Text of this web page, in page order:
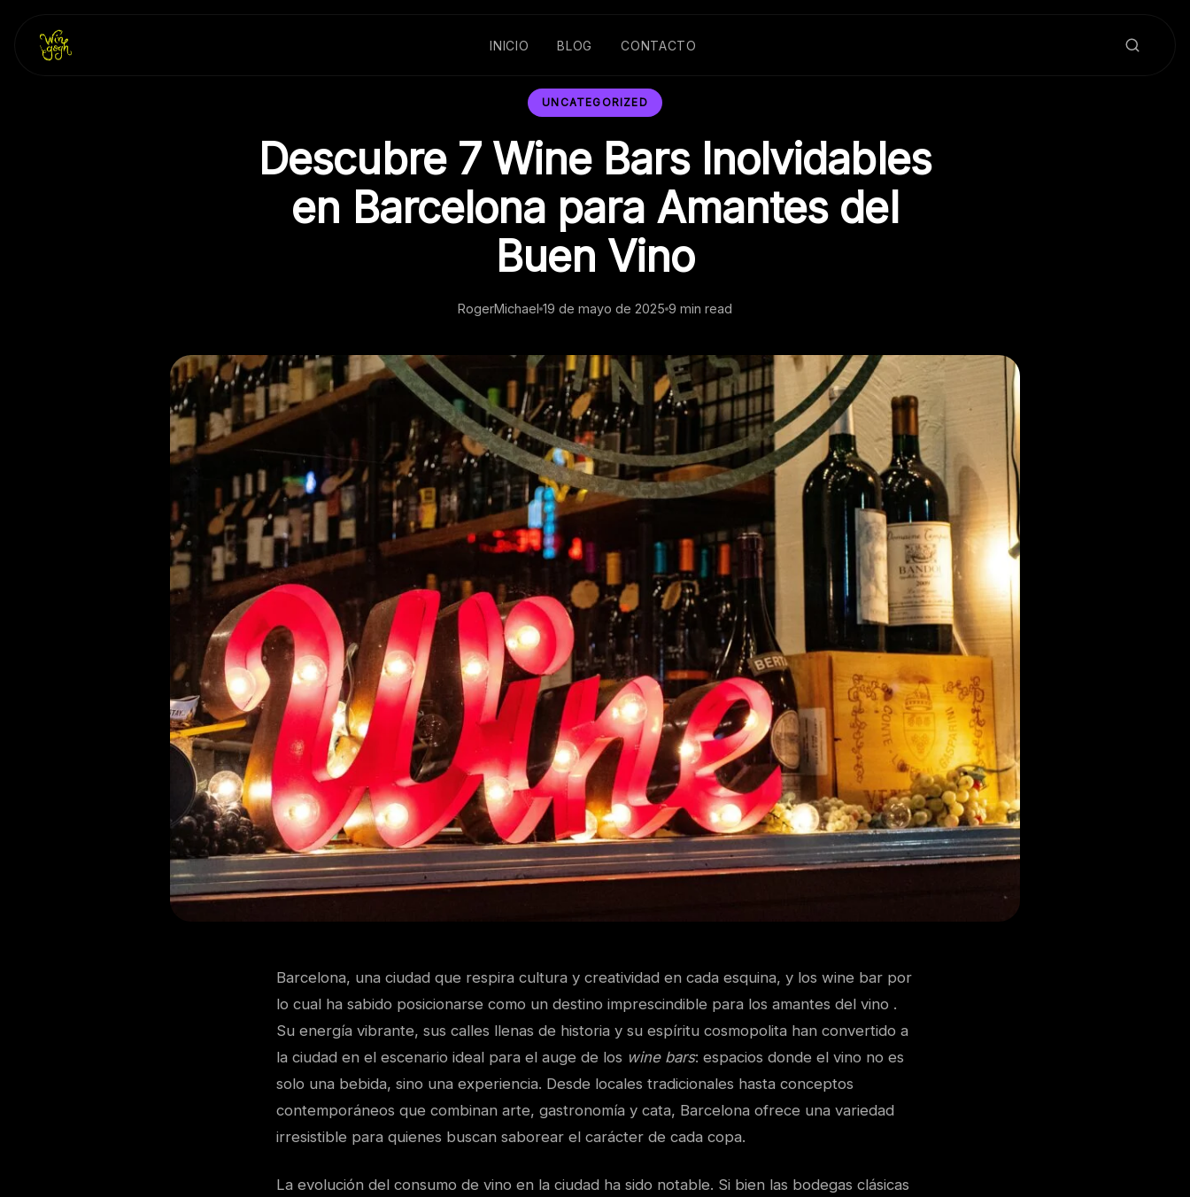
content
INICIO BLOG CONTACTO
UNCATEGORIZED
Descubre 7 Wine Bars Inolvidables
en Barcelona para Amantes del
Buen Vino
RogerMichael 19 de mayo de 2025 9 min read
Barcelona, una ciudad que respira cultura y creatividad en cada esquina, y los wine bar por
lo cual ha sabido posicionarse como un destino imprescindible para los amantes del vino .
Su energía vibrante, sus calles llenas de historia y su espíritu cosmopolita han convertido a
la ciudad en el escenario ideal para el auge de los wine bars: espacios donde el vino no es
solo una bebida, sino una experiencia. Desde locales tradicionales hasta conceptos
contemporáneos que combinan arte, gastronomía y cata, Barcelona ofrece una variedad
irresistible para quienes buscan saborear el carácter de cada copa.
La evolución del consumo de vino en la ciudad ha sido notable. Si bien las bodegas clásicas